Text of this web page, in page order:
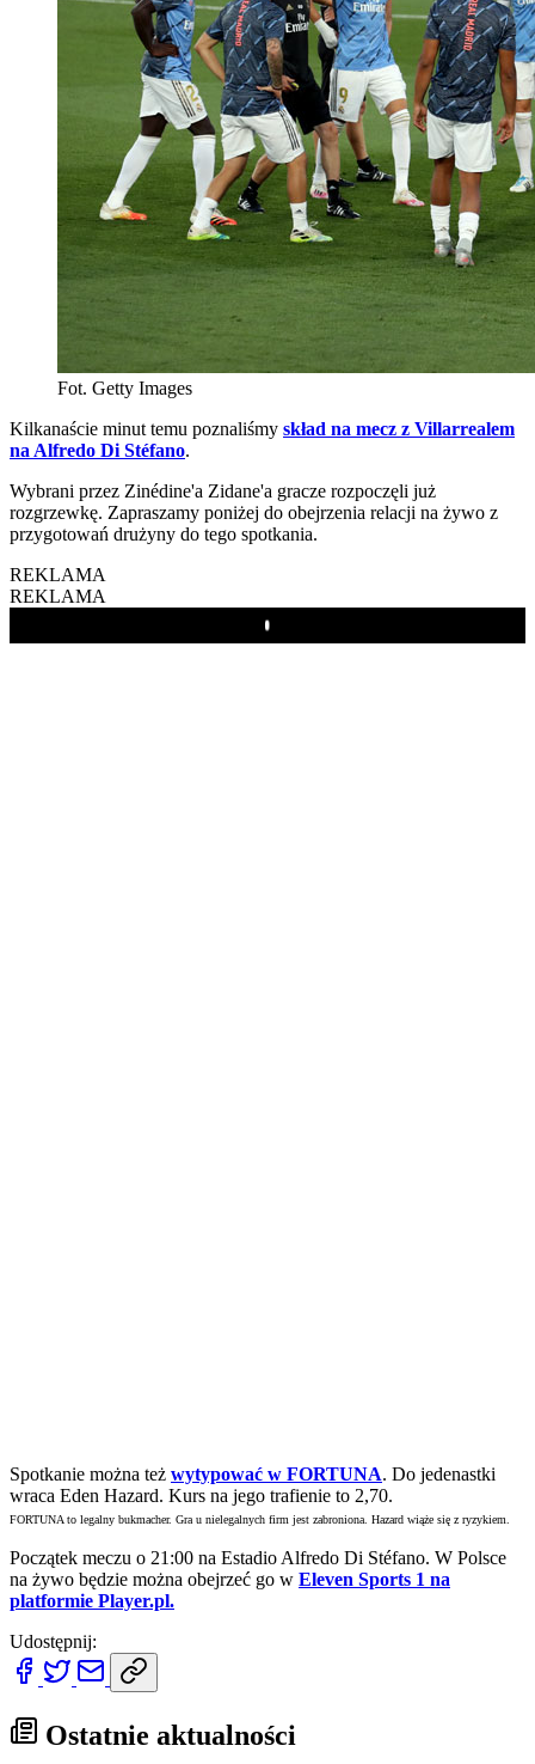
Fot. Getty Images
Kilkanaście minut temu poznaliśmy skład na mecz z Villarrealem
na Alfredo Di Stéfano.
Wybrani przez Zinédine'a Zidane'a gracze rozpoczęli już
rozgrzewkę. Zapraszamy poniżej do obejrzenia relacji na żywo z
przygotowań drużyny do tego spotkania.
REKLAMA
REKLAMA
Play
Spotkanie można też wytypować w FORTUNA. Do jedenastki
wraca Eden Hazard. Kurs na jego trafienie to 2,70.
FORTUNA to legalny bukmacher. Gra u nielegalnych firm jest zabroniona. Hazard wiąże się z ryzykiem.
Początek meczu o 21:00 na Estadio Alfredo Di Stéfano. W Polsce
na żywo będzie można obejrzeć go w Eleven Sports 1 na
platformie Player.pl.
Udostępnij:
Ostatnie aktualności